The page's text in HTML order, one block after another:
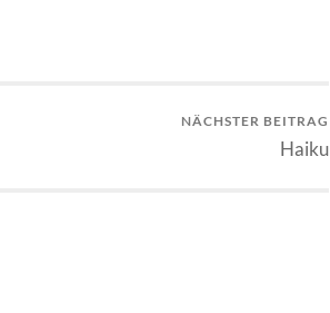
NÄCHSTER BEITRAG
Haiku